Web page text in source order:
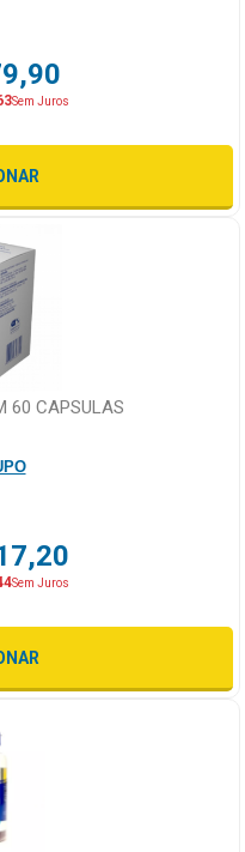
Sem Juros
60 CAPSULAS
Sem Juros